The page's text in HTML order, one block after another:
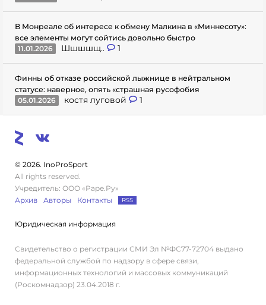
В Монреале об интересе к обмену Малкина в «Миннесоту»:
все элементы могут сойтись довольно быстро
11.01.2026
Шшшшщ.. 1
Финны об отказе российской лыжнице в нейтральном
статусе: наверное, опять «страшная русофобия
05.01.2026
костя луговой 1
© 2026. InoProSport
All rights reserved.
Учредитель: ООО «Раре.Ру»
Архив
Авторы Контакты RSS
Юридическая информация
Свидетельство о регистрации СМИ Эл №ФС77-72704 выдано
федеральной службой по надзору в сфере связи,
информационных технологий и массовых коммуникаций
(Роскомнадзор) 23.04.2018 г.